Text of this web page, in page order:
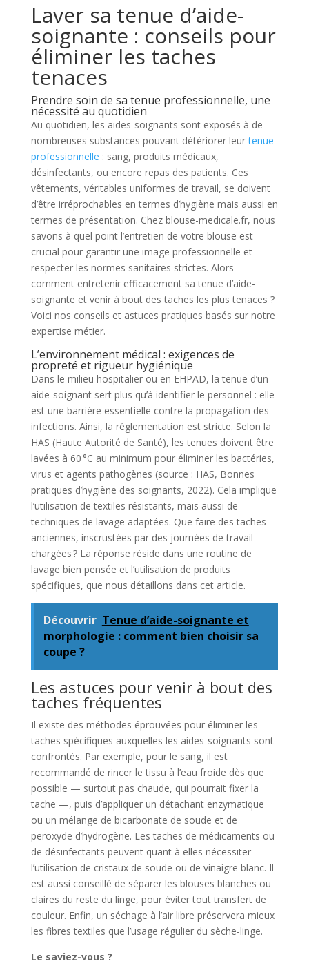
Laver sa tenue d’aide-
soignante : conseils pour
éliminer les taches
tenaces
Prendre soin de sa tenue professionnelle, une
nécessité au quotidien
Au quotidien, les aides-soignants sont exposés à de
nombreuses substances pouvant détériorer leurtenue
professionnelle : sang, produits médicaux,
désinfectants, ou encore repas des patients. Ces
vêtements, véritables uniformes de travail, se doivent
d’être irréprochables en termes d’hygiène mais aussi en
termes de présentation. Chez blouse-medicale.fr, nous
savons à quel point l’entretien de votre blouse est
crucial pour garantir une image professionnelle et
respecter les normes sanitaires strictes. Alors
comment entretenir efficacement sa tenue d’aide-
soignante et venir à bout des taches les plus tenaces ?
Voici nos conseils et astuces pratiques basés sur notre
expertise métier.
L’environnement médical : exigences de
propreté et rigueur hygiénique
Dans le milieu hospitalier ou en EHPAD, la tenue d’un
aide-soignant sert plus qu’à identifier le personnel : elle
est une barrière essentielle contre la propagation des
infections. Ainsi, la réglementation est stricte. Selon la
HAS (Haute Autorité de Santé), les tenues doivent être
lavées à 60 °C au minimum pour éliminer les bactéries,
virus et agents pathogènes (source : HAS, Bonnes
pratiques d’hygiène des soignants, 2022). Cela implique
l’utilisation de textiles résistants, mais aussi de
techniques de lavage adaptées. Que faire des taches
anciennes, inscrustées par des journées de travail
chargées ? La réponse réside dans une routine de
lavage bien pensée et l’utilisation de produits
spécifiques, que nous détaillons dans cet article.
Découvrir Tenue d’aide-soignante et
morphologie : comment bien choisir sa
coupe ?
Les astuces pour venir à bout des
taches fréquentes
Il existe des méthodes éprouvées pour éliminer les
taches spécifiques auxquelles les aides-soignants sont
confrontés. Par exemple, pour le sang, il est
recommandé de rincer le tissu à l’eau froide dès que
possible — surtout pas chaude, qui pourrait fixer la
tache —, puis d’appliquer un détachant enzymatique
ou un mélange de bicarbonate de soude et de
peroxyde d’hydrogène. Les taches de médicaments ou
de désinfectants peuvent quant à elles nécessiter
l’utilisation de cristaux de soude ou de vinaigre blanc. Il
est aussi conseillé de séparer les blouses blanches ou
claires du reste du linge, pour éviter tout transfert de
couleur. Enfin, un séchage à l’air libre préservera mieux
les fibres textiles que l’usage régulier du sèche-linge.
Le saviez-vous ?